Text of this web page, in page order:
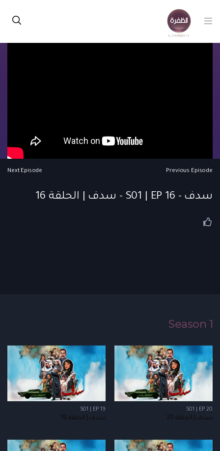
Previous Episode
Next Episode
سدف - S01 | EP 16 - سدف | الحلقة 16
Season 1
S01 | EP 20
سدف | الحلقة 20
S01 | EP 19
سدف | الحلقة 19